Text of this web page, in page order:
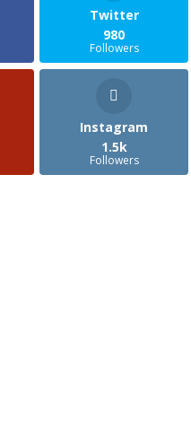
Twitter
980
Followers
Instagram
1.5k
Followers